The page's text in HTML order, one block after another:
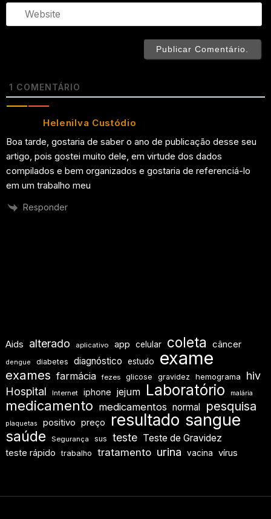
1 COMENTÁRIO
Helenilva Custódio
Boa tarde, gostaria de saber o ano de publicação desse seu
artigo, pois gostei muito dele, em virtude dos dados
compilados e bem organizados e gostaria de referenciá-lo
em um trabalho meu
Responder
Aids alterado aplicativo app celular coleta câncer
dengue diabetes diagnóstico estudo exame
exames farmácia fezes glicose gravidez hemograma
hiv
Hospital
Internet iphone jejum Laboratório malária
medicamento medicamentos normal pesquisa
plaquetas positivo preço resultado sangue
saúde Segurança sus teste Teste de Gravidez
teste rápido trabalho tratamento urina vacina vírus